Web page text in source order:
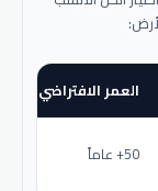
العمر الافتراضي
50+ عاماً